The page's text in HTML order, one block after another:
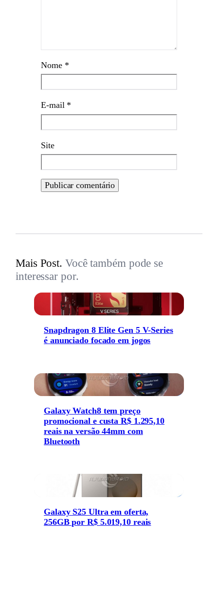
Nome *
E-mail *
Site
Mais Post. Você também pode se
interessar por.
Snapdragon 8 Elite Gen 5 V-Series
é anunciado focado em jogos
Galaxy Watch8 tem preço
promocional e custa R$ 1.295,10
reais na versão 44mm com
Bluetooth
Galaxy S25 Ultra em oferta,
256GB por R$ 5.019,10 reais